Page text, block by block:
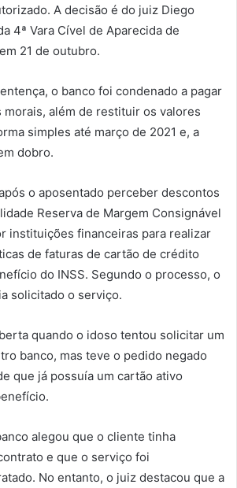
A decisão é do juiz Diego
4ª Vara Cível de Aparecida de
21 de outubro.
o banco foi condenado a pagar
morais, além de restituir os valores
simples até março de 2021 e, a
dobro.
o aposentado perceber descontos
Reserva de Margem Consignável
instituições financeiras para realizar
de faturas de cartão de crédito
do INSS. Segundo o processo, o
solicitado o serviço.
quando o idoso tentou solicitar um
banco, mas teve o pedido negado
que já possuía um cartão ativo
alegou que o cliente tinha
e que o serviço foi
No entanto, o juiz destacou que a